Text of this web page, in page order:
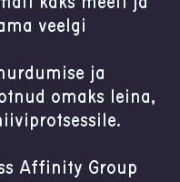
veelgi
ja
omaks leina,
Affinity Group